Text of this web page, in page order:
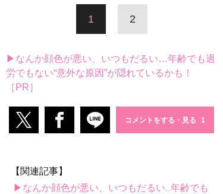
1 2
▶なんか顔色が悪い、いつもだるい…年齢でも過
労でもない“意外な原因”が隠れているかも！
［PR］
コメントをする・見る
【関連記事】
▶なんか顔色が悪い、いつもだるい...年齢でも